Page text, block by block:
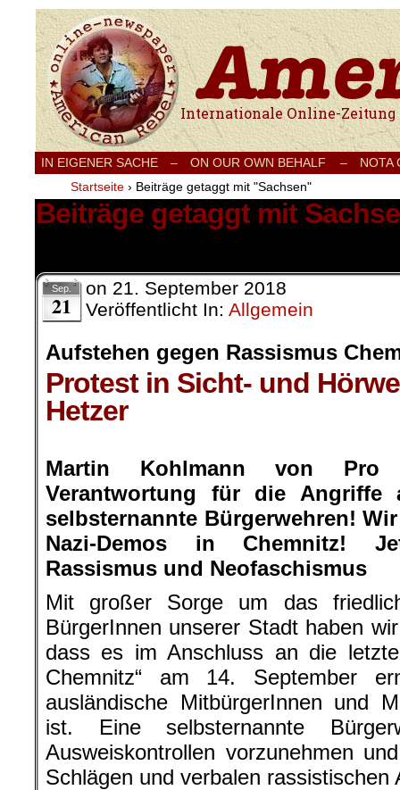
Internationale Onlinezeitung für Frieden,
IN EIGENER SACHE – ON OUR OWN BEHALF –
NOTA
Startseite › Beiträge getaggt mit "Sachsen"
Beiträge getaggt mit
Sep.
21
on 21. September 2018
Veröffentlicht In: Allgemein
Aufstehen gegen Rassismus
Protest in Sicht- und
Hetzer
Martin Kohlmann von Pro
Verantwortung für die Angriffe
selbsternannte Bürgerwehren!
Nazi-Demos in Chemnitz!
Rassismus und Neofaschismus
Mit großer Sorge um das
BürgerInnen unserer Stadt haben
dass es im Anschluss an die
Chemnitz“ am 14. September
ausländische MitbürgerInnen und
ist. Eine selbsternannte
Ausweiskontrollen vorzunehmen
Schlägen und verbalen